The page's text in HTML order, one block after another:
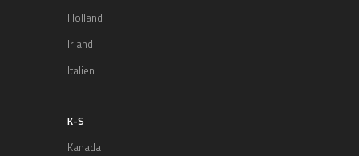
Holland
Irland
Italien
K-S
Kanada